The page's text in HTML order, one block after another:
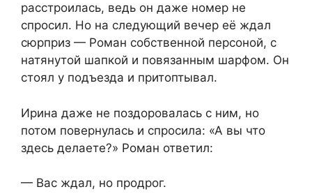
расстроилась, ведь он даже номер не
спросил. Но на следующий вечер её ждал
сюрприз — Роман собственной персоной, с
натянутой шапкой и повязанным шарфом. Он
стоял у подъезда и притоптывал.
Ирина даже не поздоровалась с ним, но
потом повернулась и спросила: «А вы что
здесь делаете?» Роман ответил:
— Вас ждал, но продрог.